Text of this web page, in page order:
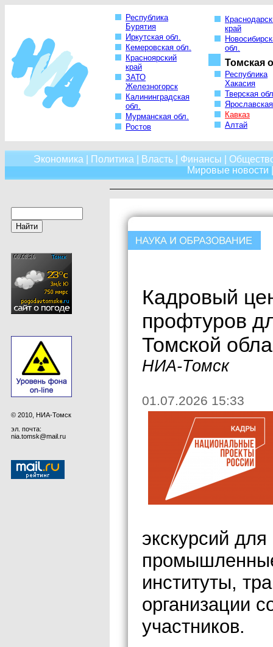
Республика
Бурятия
Иркутская обл.
Кемеровская обл.
Красноярский
край
ЗАТО
Железногорск
Калининградская
обл.
Мурманская обл.
Ростов
край
обл.
Томская
Республика
Хакасия
Тверская
Кавказ
Алтай
Экономика Политика Власть Финансы
Мировые новости
© 2010, НИА-Томск
эл. почта:
nia.tomsk@mail.ru
Кадровый
профтуров
Томской
НИА-Томск
01.07.2026 15:33
экскурсий
институты,
организации
участников.